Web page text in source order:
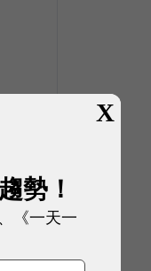
X
勢！
《一天一